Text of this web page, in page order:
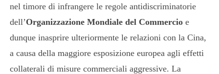
nel timore di infrangere le regole antidiscriminatorie
dell’Organizzazione Mondiale del Commercio e
dunque inasprire ulteriormente le relazioni con la Cina,
a causa della maggiore esposizione europea agli effetti
collaterali di misure commerciali aggressive. La